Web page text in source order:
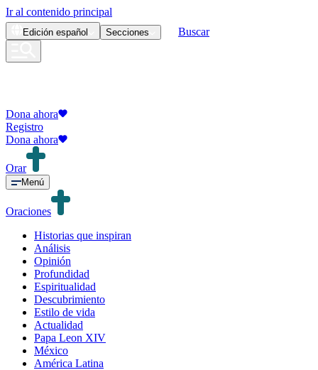
Ir al contenido principal
Edición español Secciones Buscar
Dona ahora
Registro
Dona ahora
Orar
Menú
Oraciones
Historias que inspiran
Análisis
Opinión
Profundidad
Espiritualidad
Descubrimiento
Estilo de vida
Actualidad
Papa Leon XIV
México
América Latina